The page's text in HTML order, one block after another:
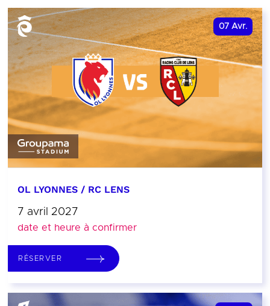
07 Avr.
OL LYONNES / RC LENS
7 avril 2027
date et heure à confirmer
RÉSERVER